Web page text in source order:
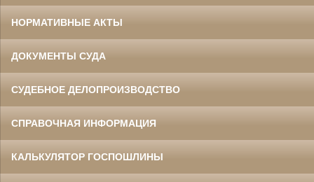
НОРМАТИВНЫЕ АКТЫ
ДОКУМЕНТЫ СУДА
СУДЕБНОЕ ДЕЛОПРОИЗВОДСТВО
СПРАВОЧНАЯ ИНФОРМАЦИЯ
КАЛЬКУЛЯТОР ГОСПОШЛИНЫ